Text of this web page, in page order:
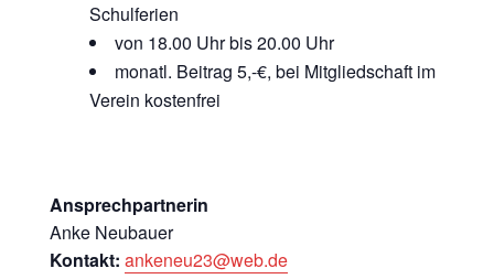
Schulferien
von 18.00 Uhr bis 20.00 Uhr
monatl. Beitrag 5,-€, bei Mitgliedschaft im
Verein kostenfrei
Ansprechpartnerin
Anke Neubauer
Kontakt: ankeneu23@web.de